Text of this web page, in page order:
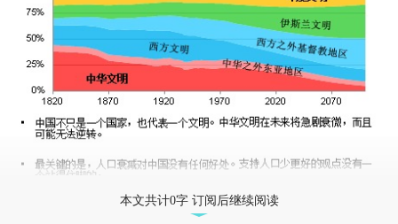
本文共计0字 订阅后继续阅读